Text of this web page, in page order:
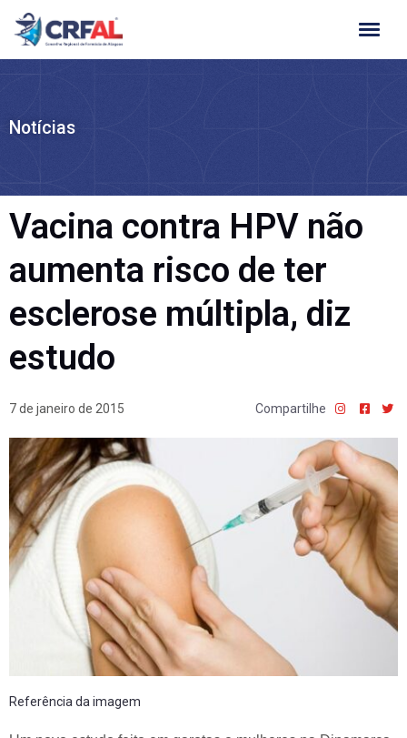
Ir
para
Notícias
Vacina contra HPV não
aumenta risco de ter
esclerose múltipla, diz
estudo
7 de janeiro de 2015 Compartilhe
Referência da imagem